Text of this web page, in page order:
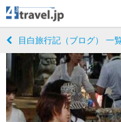
目白旅行記（ブログ） 一